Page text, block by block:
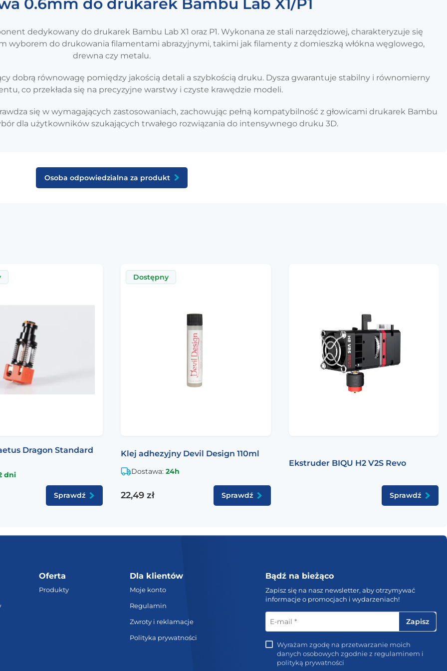
0.6mm do drukarek Bambu Lab X1/P1
dedykowany do drukarek Bambu Lab X1 oraz P1. Wykonana ze stali narzędziowej, charakteryzuje się
wyborem do drukowania filamentami abrazyjnymi, takimi jak filamenty z domieszką włókna węglowego,
drewna czy metalu.
dobrą równowagę pomiędzy jakością detali a szybkością druku. Dysza gwarantuje stabilny i równomierny
co przekłada się na precyzyjne warstwy i czyste krawędzie modeli.
się w wymagających zastosowaniach, zachowując pełną kompatybilność z głowicami drukarek Bambu
dla użytkowników szukających trwałego rozwiązania do intensywnego druku 3D.
Osoba odpowiedzialna za produkt
Dragon Standard
dni
Sprawdź
Klej adhezyjny Devil Design 110ml
Dostawa: 24h
22,49 zł Sprawdź
Dostępny
Ekstruder BIQU H2 V2S Revo
Sprawdź
Oferta
Produkty
Dla klientów
Moje konto
Regulamin
Zwroty i reklamacje
Polityka prywatności
Bądź na bieżąco
Zapisz się na nasz newsletter, aby otrzymywać
informacje o promocjach i wydarzeniach!
E-
mail
Wyrażam zgodę na przetwarzanie moich
danych osobowych zgodnie z regulaminem i
polityką prywatności